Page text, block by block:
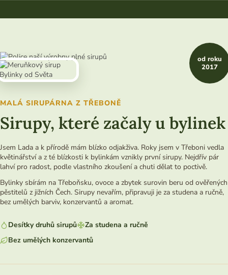
MALÁ SIRUPÁRNA Z TŘEBONĚ
Sirupy, které začaly u bylinek
Jsem Lada a k přírodě mám blízko odjakživa. Roky jsem v Třeboni vedla
květinářství a z té blízkosti k bylinkám vznikly první sirupy. Nejdřív pár
lahví pro radost, podle vlastního zkoušení a chuti dělat to poctivě.
Bylinky sbírám na Třeboňsku, ovoce a zbytek surovin beru od ověřených
pěstitelů z jižních Čech. Sirupy nevařím, připravuji je za studena a ručně,
bez umělých barviv, konzervantů a aromat.
Desítky druhů sirupů
Za studena a ručně
Bez umělých konzervantů
od roku
2017